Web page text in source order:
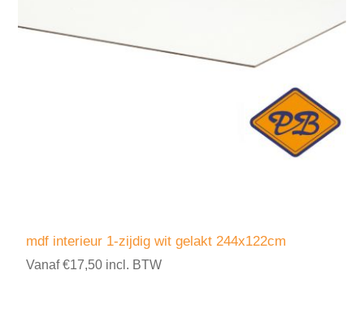
mdf interieur 1-zijdig wit gelakt 244x122cm
Vanaf €17,50 incl. BTW